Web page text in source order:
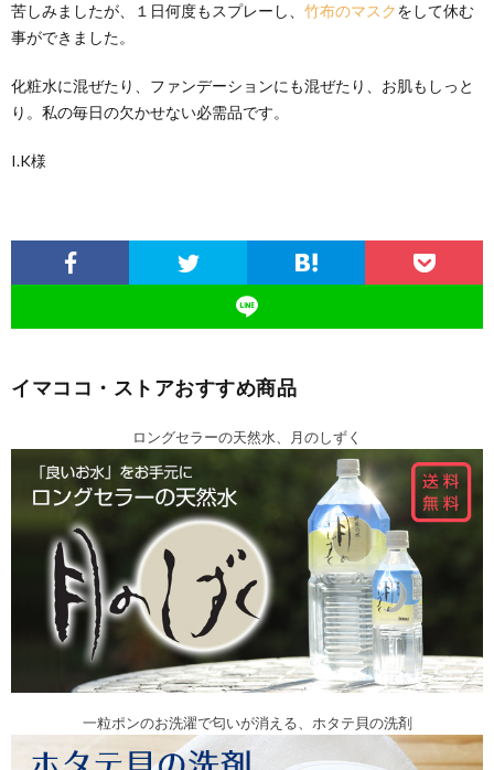
苦しみましたが、１日何度もスプレーし、 竹布のマスクをして休む
事ができました。
化粧水に混ぜたり、ファンデーションにも混ぜたり、お肌もしっと
り。私の毎日の欠かせない必需品です。
I.K様
イマココ・ストアおすすめ商品
ロングセラーの天然水、月のしずく
一粒ポンのお洗濯で匂いが消える、ホタテ貝の洗剤